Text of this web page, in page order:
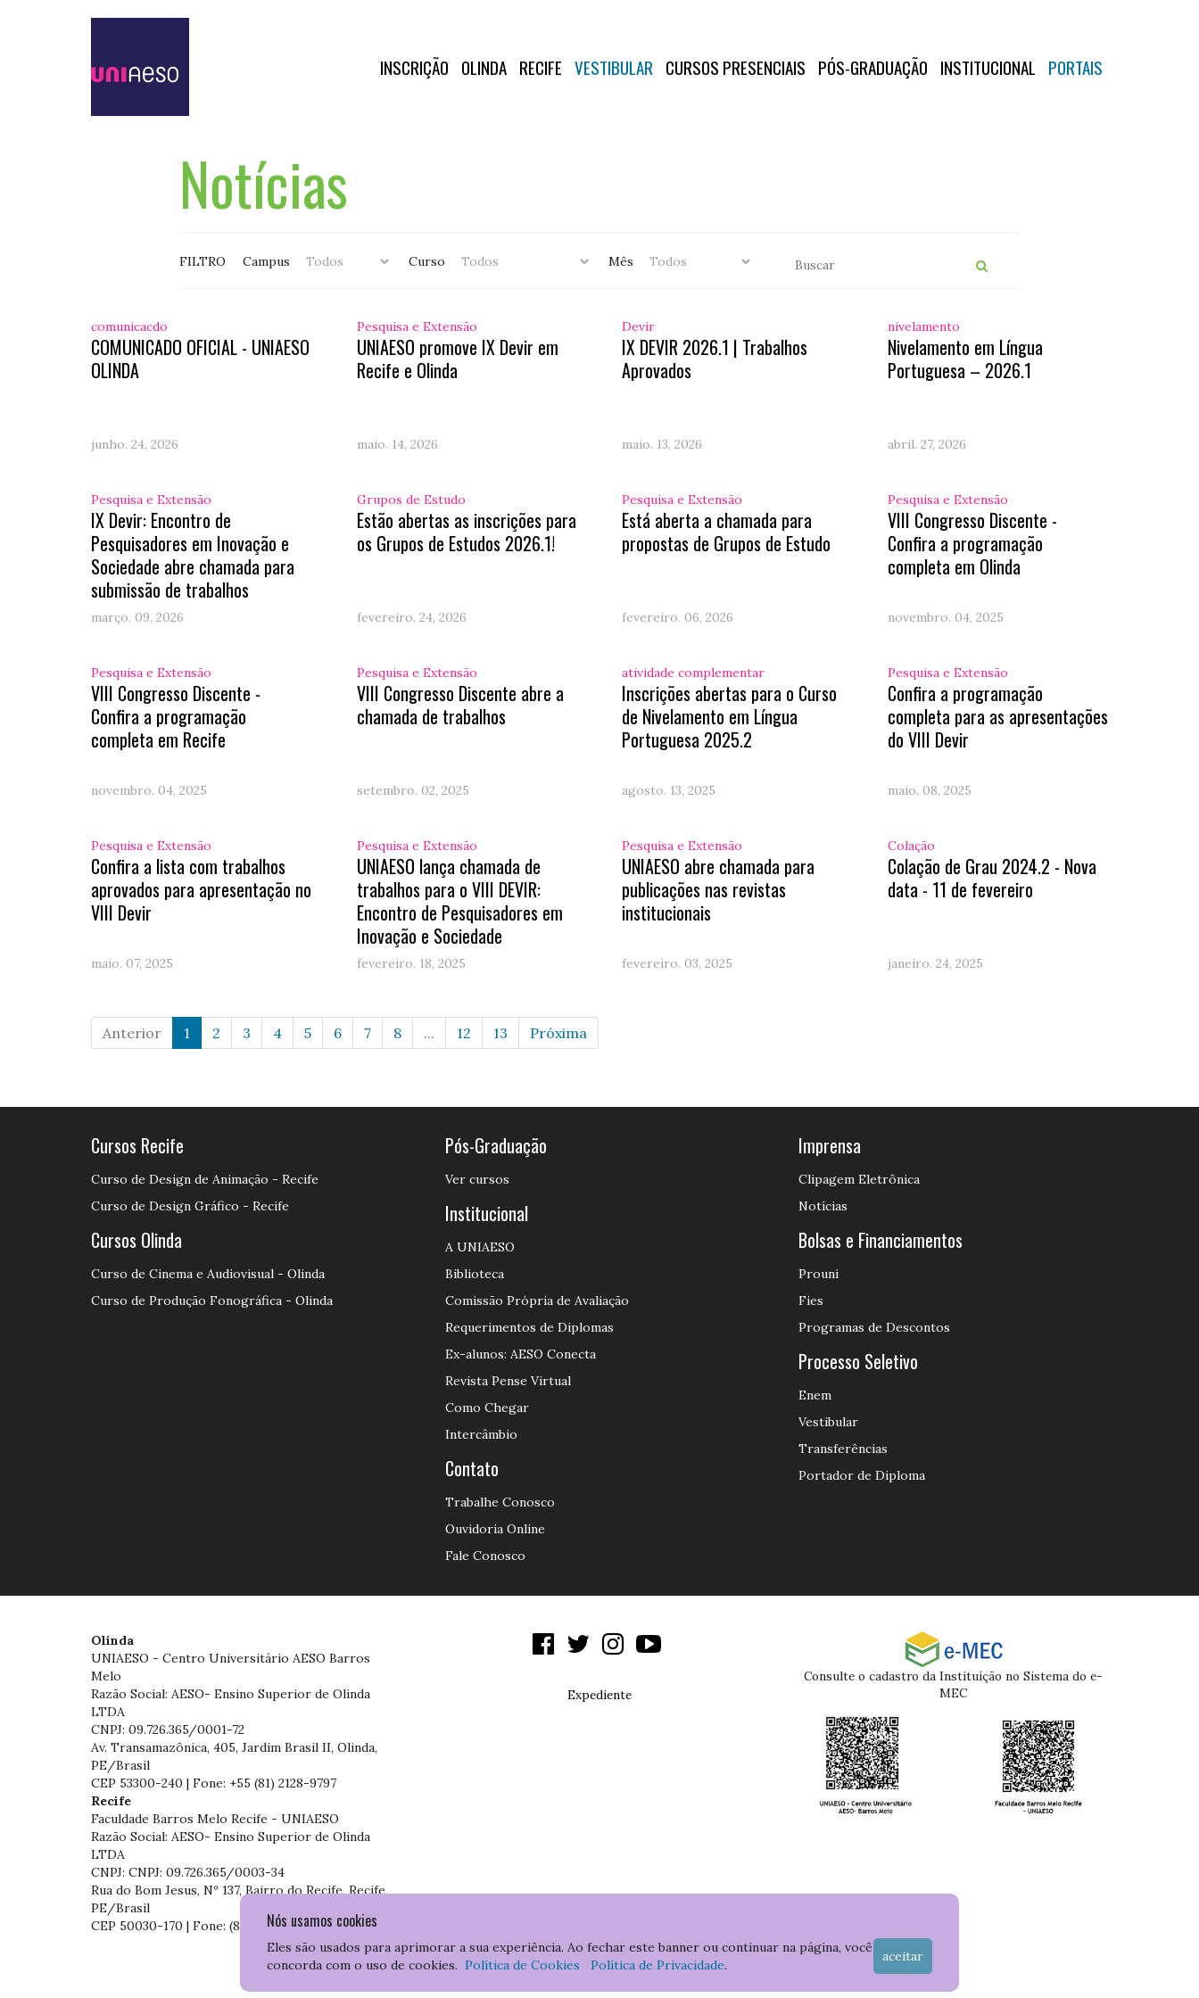
INSCRIÇÃO OLINDA RECIFE VESTIBULAR CURSOS PRESENCIAIS PÓS-GRADUAÇÃO INSTITUCIONAL PORTAIS
Notícias
FILTRO Campus Curso Mês
comunicacdo
COMUNICADO OFICIAL - UNIAESO
OLINDA
junho. 24, 2026
Pesquisa e Extensão
UNIAESO promove IX Devir em
Recife e Olinda
maio. 14, 2026
Devir
IX DEVIR 2026.1 | Trabalhos
Aprovados
maio. 13, 2026
nivelamento
Nivelamento em Língua
Portuguesa – 2026.1
abril. 27, 2026
Pesquisa e Extensão
IX Devir: Encontro de
Pesquisadores em Inovação e
Sociedade abre chamada para
submissão de trabalhos
março. 09, 2026
Grupos de Estudo
Estão abertas as inscrições para
os Grupos de Estudos 2026.1!
fevereiro. 24, 2026
Pesquisa e Extensão
Está aberta a chamada para
propostas de Grupos de Estudo
fevereiro. 06, 2026
Pesquisa e Extensão
VIII Congresso Discente -
Confira a programação
completa em Olinda
novembro. 04, 2025
Pesquisa e Extensão
VIII Congresso Discente -
Confira a programação
completa em Recife
novembro. 04, 2025
Pesquisa e Extensão
VIII Congresso Discente abre a
chamada de trabalhos
setembro. 02, 2025
atividade complementar
Inscrições abertas para o Curso
de Nivelamento em Língua
Portuguesa 2025.2
agosto. 13, 2025
Pesquisa e Extensão
Confira a programação
completa para as apresentações
do VIII Devir
maio. 08, 2025
Pesquisa e Extensão
Confira a lista com trabalhos
aprovados para apresentação no
VIII Devir
maio. 07, 2025
Pesquisa e Extensão
UNIAESO lança chamada de
trabalhos para o VIII DEVIR:
Encontro de Pesquisadores em
Inovação e Sociedade
fevereiro. 18, 2025
Pesquisa e Extensão
UNIAESO abre chamada para
publicações nas revistas
institucionais
fevereiro. 03, 2025
Colação
Colação de Grau 2024.2 - Nova
data - 11 de fevereiro
janeiro. 24, 2025
Anterior 1 2 3 4 5 6 7 8 ... 12 13 Próxima
Nós usamos cookies
Eles são usados para aprimorar a sua experiência. Ao fechar este banner ou continuar na página, você
concorda com o uso de cookies. Política de Cookies Política de Privacidade.
aceitar
Cursos Recife
Curso de Design de Animação - Recife
Curso de Design Gráfico - Recife
Cursos Olinda
Curso de Cinema e Audiovisual - Olinda
Curso de Produção Fonográfica - Olinda
Pós-Graduação
Ver cursos
Institucional
A UNIAESO
Biblioteca
Comissão Própria de Avaliação
Requerimentos de Diplomas
Ex-alunos: AESO Conecta
Revista Pense Virtual
Como Chegar
Intercâmbio
Contato
Trabalhe Conosco
Ouvidoria Online
Fale Conosco
Imprensa
Clipagem Eletrônica
Notícias
Bolsas e Financiamentos
Prouni
Fies
Programas de Descontos
Processo Seletivo
Enem
Vestibular
Transferências
Portador de Diploma
Olinda
UNIAESO - Centro Universitário AESO Barros
Melo
Razão Social: AESO- Ensino Superior de Olinda
LTDA
CNPJ: 09.726.365/0001-72
Av. Transamazônica, 405, Jardim Brasil II, Olinda,
PE/Brasil
CEP 53300-240 | Fone: +55 (81) 2128-9797
Recife
Faculdade Barros Melo Recife - UNIAESO
Razão Social: AESO- Ensino Superior de Olinda
LTDA
CNPJ: CNPJ: 09.726.365/0003-34
Rua do Bom Jesus, Nº 137, Bairro do Recife, Recife,
PE/Brasil
CEP 50030-170 | Fone: (81) 3204-7536
Expediente
Consulte o cadastro da Instituição no Sistema do e-
MEC